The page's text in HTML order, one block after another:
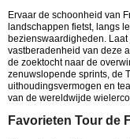
Ervaar de schoonheid van
landschappen fietst, langs
bezienswaardigheden.
vastberadenheid van deze
de zoektocht naar de
zenuwslopende sprints, de
uithoudingsvermogen en
van de wereldwijde
Favorieten Tour de